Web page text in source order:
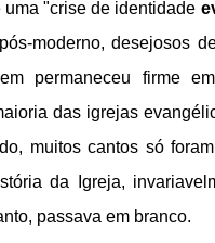
"crise de identidade
moderno, desejosos
permaneceu firme
das igrejas
muitos cantos só
da Igreja,
passava em branco.